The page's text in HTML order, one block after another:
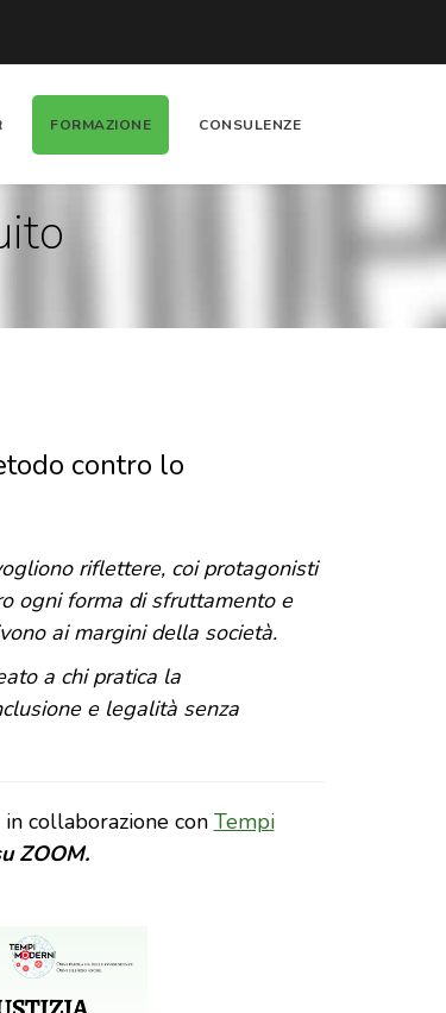
FORMAZIONE CONSULENZE
contro lo
riflettere, coi protagonisti
ogni forma di sfruttamento e
ai margini della società.
a chi pratica la
e legalità senza
collaborazione con Tempi
ZOOM.